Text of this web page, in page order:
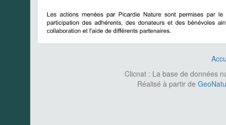
Clicnat : La base de données
Réalisé à partir de